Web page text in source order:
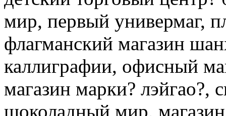
мир, первый универмаг,
флагманский магазин
каллиграфии, офисный
магазин марки?
шоколадный мир,